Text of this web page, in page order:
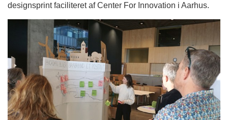
designsprint faciliteret af Center For Innovation i Aarhus.